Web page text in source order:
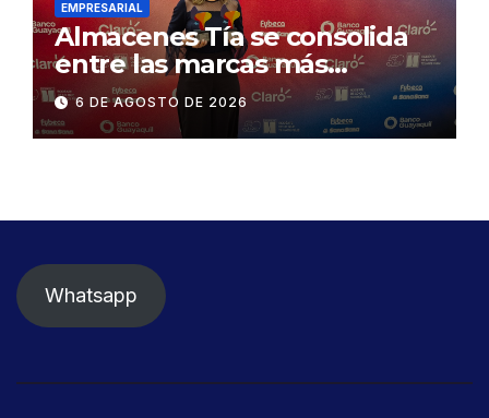
EMPRESARIAL
Almacenes Tía se consolida
entre las marcas más
influyentes del Ecuador
6 DE AGOSTO DE 2026
Whatsapp